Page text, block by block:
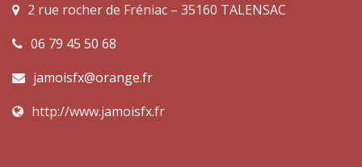
2 rue rocher de Fréniac – 35160 TALENSAC
06 79 45 50 68
jamoisfx@orange.fr
http://www.jamoisfx.fr